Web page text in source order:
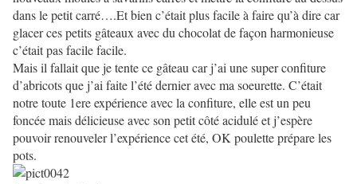
dans le petit carré….Et bien c’était plus facile à faire qu’à dire car
glacer ces petits gâteaux avec du chocolat de façon harmonieuse
c’était pas facile facile.
Mais il fallait que je tente ce gâteau car j’ai une super confiture
d’abricots que j’ai faite l’été dernier avec ma soeurette. C’était
notre toute 1ere expérience avec la confiture, elle est un peu
foncée mais délicieuse avec son petit côté acidulé et j’espère
pouvoir renouveler l’expérience cet été, OK poulette prépare les
pots.